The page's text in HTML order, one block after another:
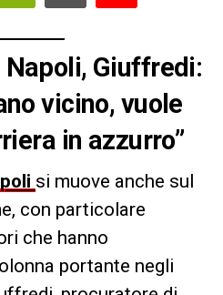
Giuffredi:
vicino, vuole
in azzurro”
si muove anche sul
con particolare
che hanno
portante negli